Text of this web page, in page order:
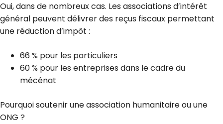
Oui, dans de nombreux cas. Les associations d’intérêt
général peuvent délivrer des reçus fiscaux permettant
une réduction d’impôt :
66 % pour les particuliers
60 % pour les entreprises dans le cadre du
mécénat
Pourquoi soutenir une association humanitaire ou une
ONG ?